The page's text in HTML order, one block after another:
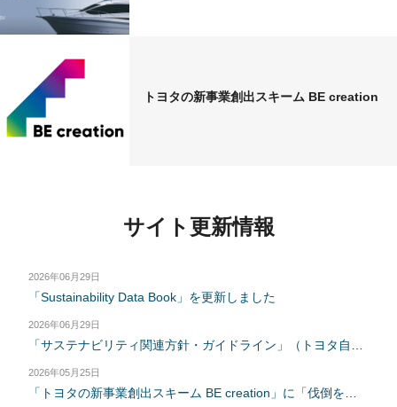
トヨタの新事業創出スキーム BE creation
サイト更新情報
2026年06月29日
「Sustainability Data Book」を更新しました
2026年06月29日
2026年05月25日